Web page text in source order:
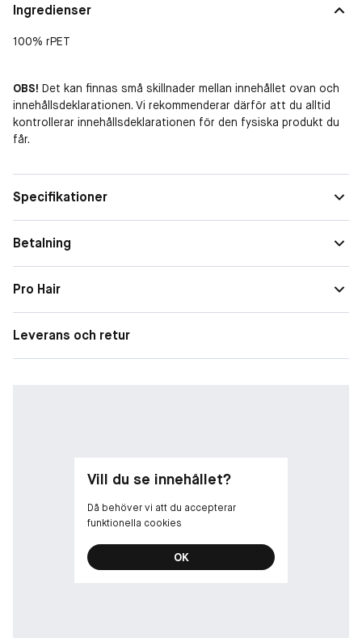
Ingredienser
100% rPET
OBS! Det kan finnas små skillnader mellan innehållet ovan och
innehållsdeklarationen. Vi rekommenderar därför att du alltid
kontrollerar innehållsdeklarationen för den fysiska produkt du
får.
Specifikationer
Betalning
Pro Hair
Leverans och retur
Vill du se innehållet?
Då behöver vi att du accepterar
funktionella cookies
OK